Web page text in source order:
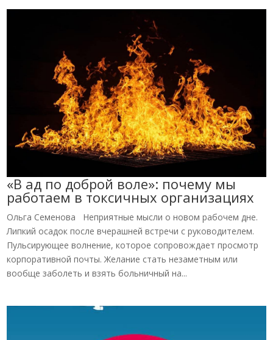
«В ад по доброй воле»: почему мы
работаем в токсичных организациях
Ольга Семенова Неприятные мысли о новом рабочем дне.
Липкий осадок после вчерашней встречи с руководителем.
Пульсирующее волнение, которое сопровождает просмотр
корпоративной почты. Желание стать незаметным или
вообще заболеть и взять больничный на...